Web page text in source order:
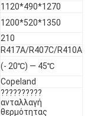
1120*490*1270
1200*520*1350
210
R417A/R407C/R410A
(- 20℃) — 45℃
Copeland
??????????
ανταλλαγή
θερμότητας